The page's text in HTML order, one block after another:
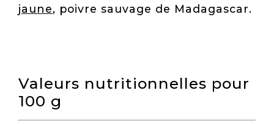
jaune, poivre sauvage de Madagascar.
Valeurs nutritionnelles pour
100 g